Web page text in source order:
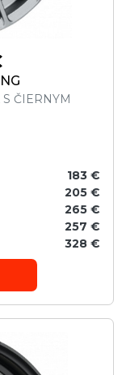
ČIERNYM
183 €
205 €
265 €
257 €
328 €